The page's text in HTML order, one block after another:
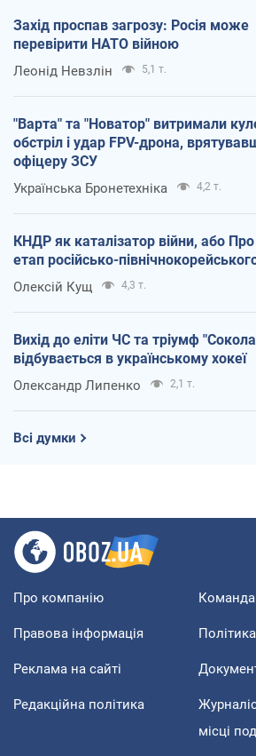
Захід проспав загрозу: Росія може
перевірити НАТО війною
Леонід Невзлін 5,1 т.
"Варта" та "Новатор" витримали
обстріл і удар FPV-дрона,
офіцеру ЗСУ
Українська Бронетехніка 4,2 т.
КНДР як каталізатор війни, або
етап російсько-
Олексій Кущ 4,3 т.
Вихід до еліти ЧС та тріумф
відбувається в українському хокеї
Олександр Липенко 2,1 т.
Всі думки
Про компанію Команда
Правова інформація
Реклама на сайті
Редакційна політика
місці